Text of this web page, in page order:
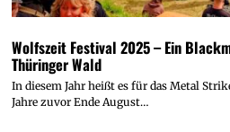
Wolfszeit Festival 2025 – Ein
Thüringer Wald
In diesem Jahr heißt es für das Metal
Jahre zuvor Ende August…